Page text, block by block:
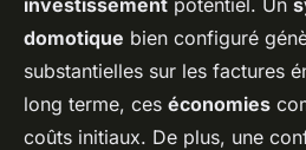
domotique bien configuré
substantielles sur les factures
long terme, ces économies
coûts initiaux. De plus, une